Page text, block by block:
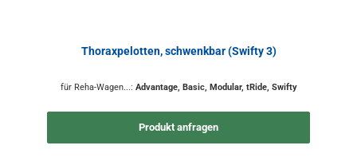
Thoraxpelotten, schwenkbar (Swifty 3)
für Reha-Wagen...: Advantage, Basic, Modular, tRide, Swifty
Produkt anfragen